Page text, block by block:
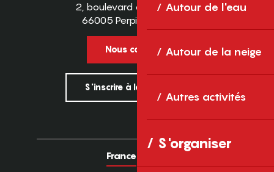
Autour de l'eau
Autour de la neige
Autres activités
S'organiser
2, boulevard des Pyrénées
66005 Perpignan Cedex
Nous contacter
S'inscrire à la newsletter
France